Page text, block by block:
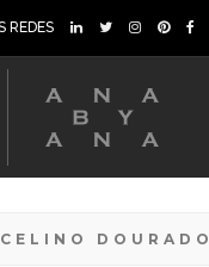
REDES
DOURADO